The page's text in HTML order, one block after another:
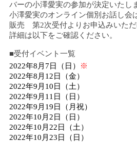
バーの小澤愛実の参加が決定いたし
小澤愛実のオンライン個別お話し会
販売 第2次受付よりお申込みいただ
詳細は以下をご確認ください。
■受付イベント一覧
2022年8 月 7 日（日）
※
2022年8 月 12 日（金）
2022年9 月 10 日（土）
2022年9 月 11 日（日）
2022年9 月 19 日（月祝）
2022年10 月 2 日（日）
2022年10 月 22 日（土）
2022年10 月 23 日（日）